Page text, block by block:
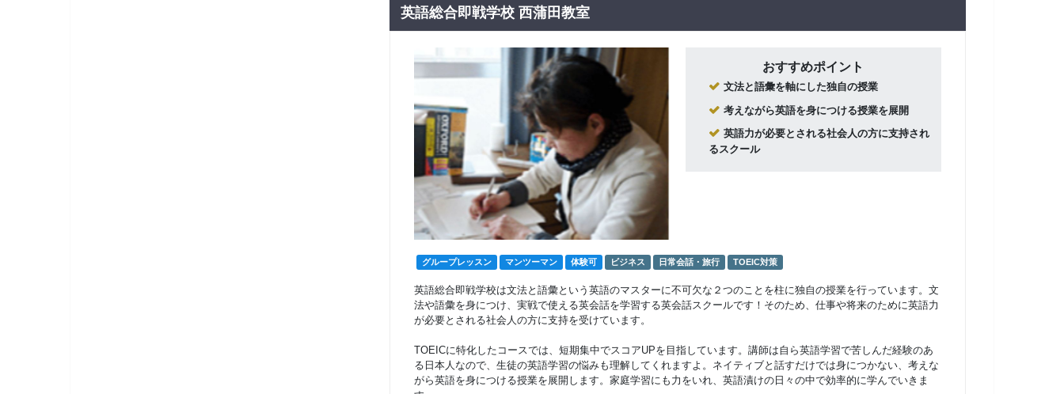
固定プラングループ
レッスン
10,000 円(税込) / 月
回数：4 / 1セッション40分
固定プランマンツー
マンツーマン
22,222
円(税込) / 月
回数：4 / 1セッション40分
フリープラングルー
プレッスン
グループレッスン
10,000 円(税込) / 月
回数：4 / 1セッション40分
フリープラングルー
プレッスン
グループレッスン
19,000 円(税込) / 総額
フリープラングルー
プレッスン
28,000 円(税込) / 総額
回数：12 / 1セッション40分
フリープランマンツ
ーマンレッスン
マンツーマン
28,000 円(税込) / 月
英語総合即戦学校 西蒲田教室
おすすめポイント
文法と語彙を軸にした独自の授業
考えながら英語を身につける授業を展開
英語力が必要とされる社会人の方に支持され
るスクール
グループレッスン マンツーマン 体験可 ビジネス 日常会話・旅行 TOEIC対策
英語総合即戦学校は文法と語彙という英語のマスターに不可欠な２つのことを柱に独自の授業を行っています。文
法や語彙を身につけ、実戦で使える英会話を学習する英会話スクールです！そのため、仕事や将来のために英語力
が必要とされる社会人の方に支持を受けています。
TOEICに特化したコースでは、短期集中でスコアUPを目指しています。講師は自ら英語学習で苦しんだ経験のあ
る日本人なので、生徒の英語学習の悩みも理解してくれますよ。ネイティブと話すだけでは身につかない、考えな
がら英語を身につける授業を展開します。家庭学習にも力をいれ、英語漬けの日々の中で効率的に学んでいきま